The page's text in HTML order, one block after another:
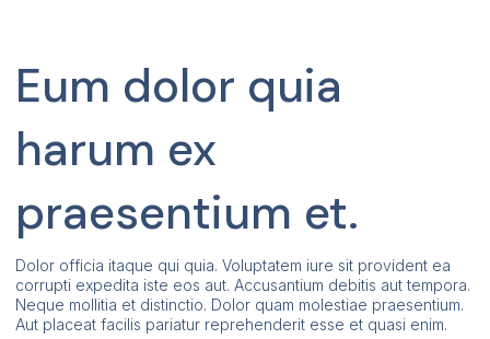
Eum dolor quia
harum ex
praesentium et.
Dolor officia itaque qui quia. Voluptatem iure sit provident ea
corrupti expedita iste eos aut. Accusantium debitis aut tempora.
Neque mollitia et distinctio. Dolor quam molestiae praesentium.
Aut placeat facilis pariatur reprehenderit esse et quasi enim.